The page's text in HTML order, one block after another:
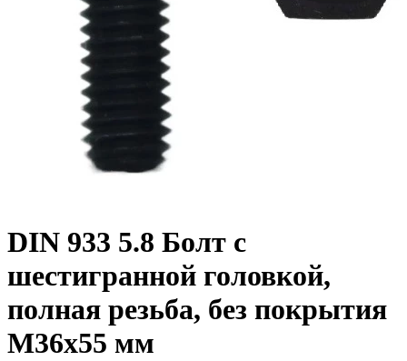
DIN 933 5.8 Болт с
шестигранной головкой,
полная резьба, без покрытия
M36x55 мм